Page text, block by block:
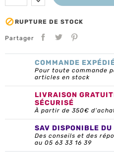
 RUPTURE DE STOCK
Partager
COMMANDE
Pour toute commande
articles en stock
LIVRAISON
SÉCURISÉ
À partir de 350€
SAV DISPONIBLE
Des conseils et des
au 05 63 33 16 39